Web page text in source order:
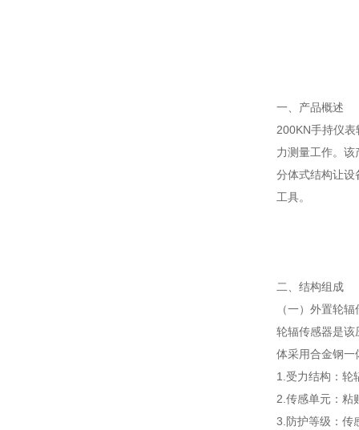
一、产品概述
200KN手持仪
力测量工作。
分体式结构让设
工具。
二、结构组成
（一）外置轮
轮辐传感器是该
体采用合金钢一
1.受力结构：轮
2.传感单元：粘
3.防护等级：传